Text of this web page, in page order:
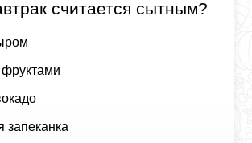
считается сытным?
запеканка